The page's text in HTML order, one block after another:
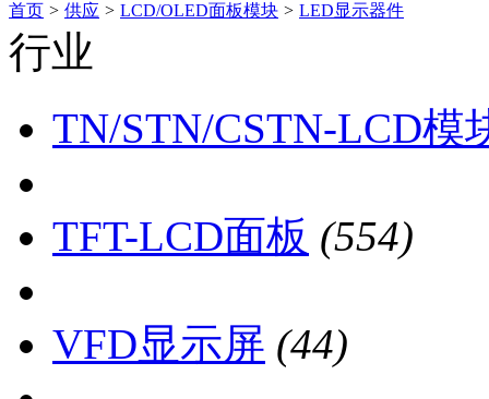
首页 > 供应 > LCD/OLED面板模块 > LED显示器件
行业
TN/STN/CSTN-LCD模
TFT-LCD面板 (554)
VFD显示屏 (44)